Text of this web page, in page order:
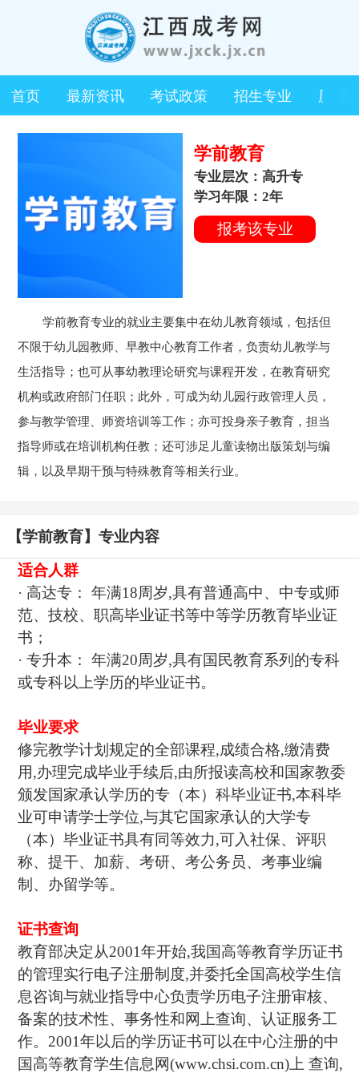
首页 最新资讯 考试政策 招生专业 历年
学前教育
专业层次：高升专
学习年限：2年
报考该专业
学前教育专业的就业主要集中在幼儿教育领域，包括但
不限于幼儿园教师、早教中心教育工作者，负责幼儿教学与
生活指导；也可从事幼教理论研究与课程开发，在教育研究
机构或政府部门任职；此外，可成为幼儿园行政管理人员，
参与教学管理、师资培训等工作；亦可投身亲子教育，担当
指导师或在培训机构任教；还可涉足儿童读物出版策划与编
辑，以及早期干预与特殊教育等相关行业。
【学前教育】专业内容
适合人群
· 高达专： 年满18周岁,具有普通高中、中专或师
范、技校、职高毕业证书等中等学历教育毕业证
书；
· 专升本： 年满20周岁,具有国民教育系列的专科
或专科以上学历的毕业证书。
毕业要求
修完教学计划规定的全部课程,成绩合格,缴清费
用,办理完成毕业手续后,由所报读高校和国家教委
颁发国家承认学历的专（本）科毕业证书,本科毕
业可申请学士学位,与其它国家承认的大学专
（本）毕业证书具有同等效力,可入社保、评职
称、提干、加薪、考研、考公务员、考事业编
制、办留学等。
证书查询
教育部决定从2001年开始,我国高等教育学历证书
的管理实行电子注册制度,并委托全国高校学生信
息咨询与就业指导中心负责学历电子注册审核、
备案的技术性、事务性和网上查询、认证服务工
作。2001年以后的学历证书可以在中心注册的中
国高等教育学生信息网(www.chsi.com.cn)上 查询,